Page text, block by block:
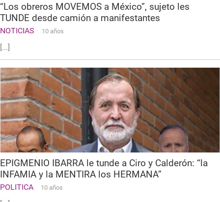
“Los obreros MOVEMOS a México”, sujeto les
TUNDE desde camión a manifestantes
NOTICIAS 10 años
[...]
EPIGMENIO IBARRA le tunde a Ciro y Calderón: “la
INFAMIA y la MENTIRA los HERMANA”
POLITICA 10 años